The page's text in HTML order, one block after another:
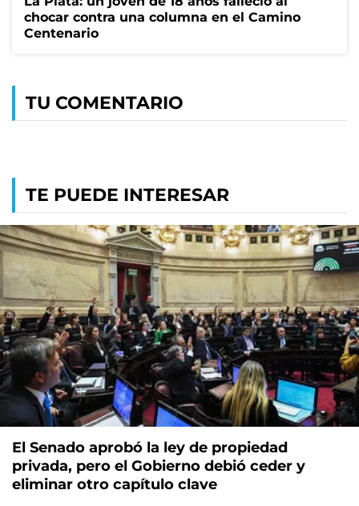
chocar contra una columna en el Camino
Centenario
TU COMENTARIO
TE PUEDE INTERESAR
El Senado aprobó la ley de propiedad
privada, pero el Gobierno debió ceder y
eliminar otro capítulo clave